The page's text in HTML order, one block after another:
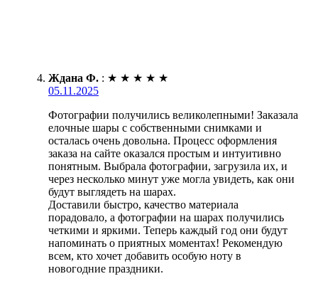
Ждана Ф. : ★ ★ ★ ★ ★
05.11.2025
Фотографии получились великолепными! Заказала
елочные шары с собственными снимками и
осталась очень довольна. Процесс оформления
заказа на сайте оказался простым и интуитивно
понятным. Выбрала фотографии, загрузила их, и
через несколько минут уже могла увидеть, как они
будут выглядеть на шарах.
Доставили быстро, качество материала
порадовало, а фотографии на шарах получились
четкими и яркими. Теперь каждый год они будут
напоминать о приятных моментах! Рекомендую
всем, кто хочет добавить особую ноту в
новогодние праздники.